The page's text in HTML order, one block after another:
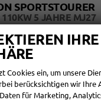
SPORTSTOURER
110KW 5 JAHRE MJ27
IHRE
Cookies ein, um unsere
berücksichtigen wir Ihre
für Marketing,